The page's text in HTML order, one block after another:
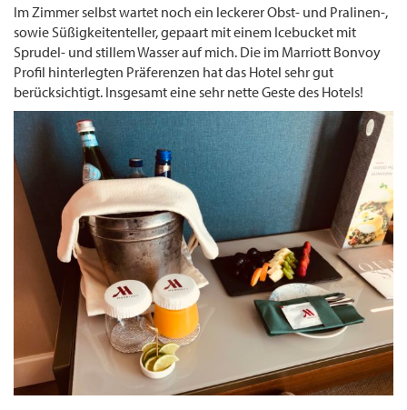
Im Zimmer selbst wartet noch ein leckerer Obst- und Pralinen-,
sowie Süßigkeitenteller, gepaart mit einem Icebucket mit
Sprudel- und stillem Wasser auf mich. Die im Marriott Bonvoy
Profil hinterlegten Präferenzen hat das Hotel sehr gut
berücksichtigt. Insgesamt eine sehr nette Geste des Hotels!